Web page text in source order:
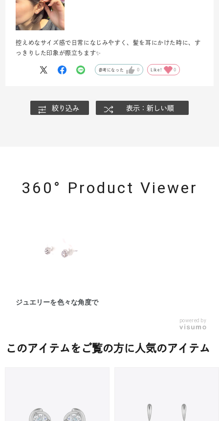
控えめなサイズ感で日常になじみやすく、髪を耳にかけた時に、す
っきりした印象が際立ちます✨
参考になった 0 Like! 0
絞り込み 表示：新しい順
360° Product Viewer
ジュエリーを色々な角度で
powered by
このアイテムをご覧の方に人気のアイテム